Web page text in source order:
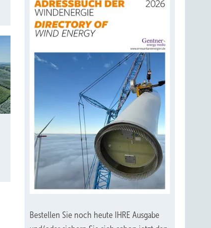
Bestellen Sie noch heute IHRE Ausgabe